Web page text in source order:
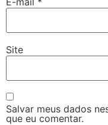
Site
Salvar meus dados
que eu comentar.